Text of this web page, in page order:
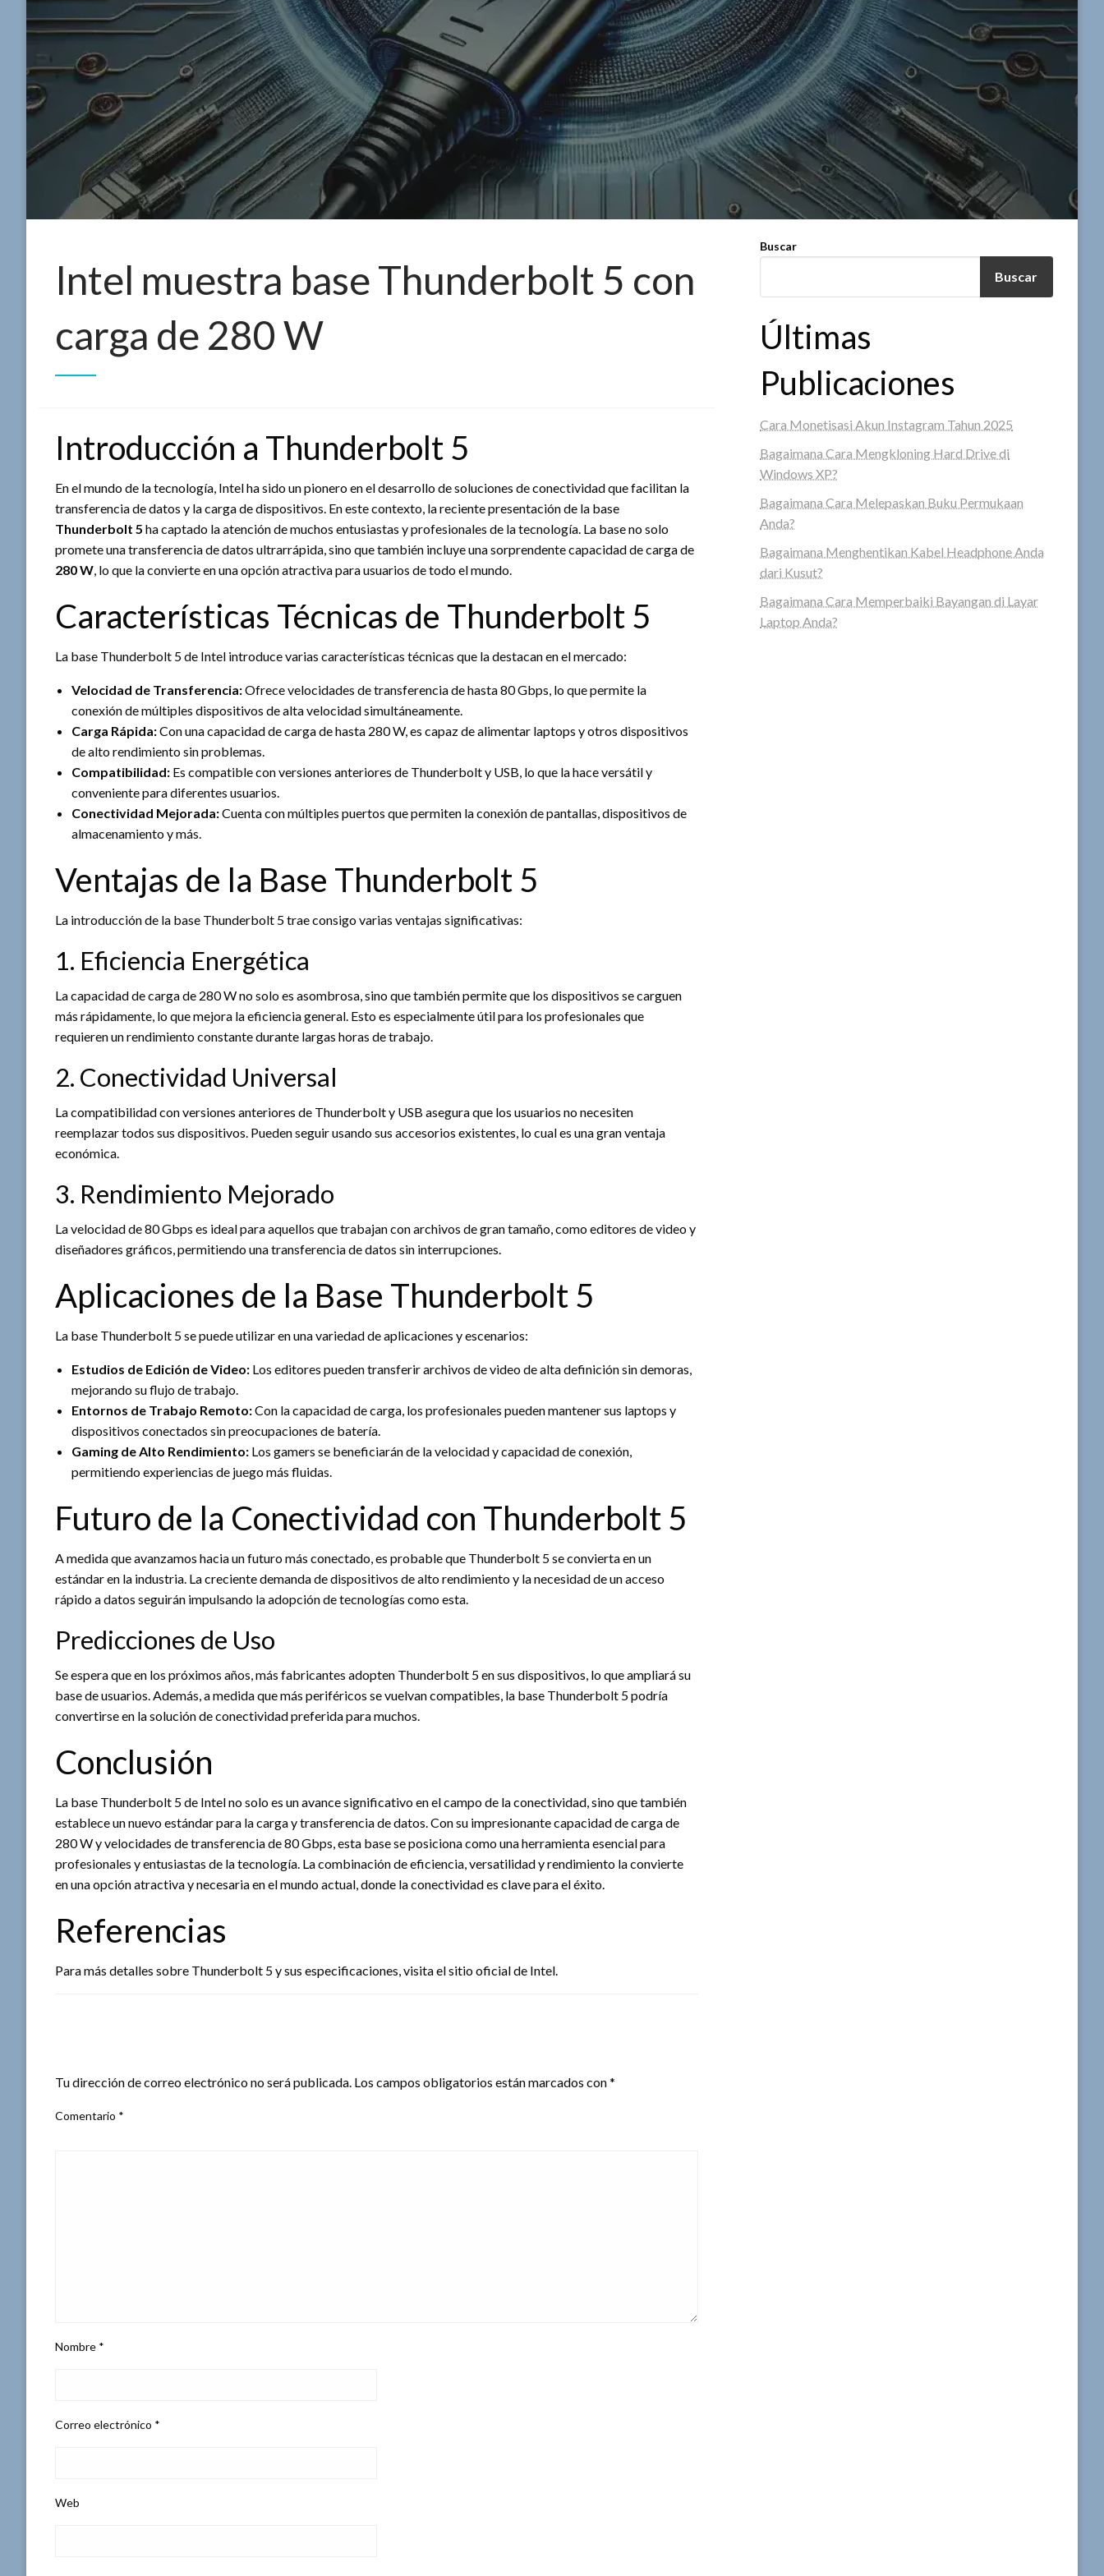
Intel muestra base Thunderbolt 5 con
carga de 280 W
Introducción a Thunderbolt 5
En el mundo de la tecnología, Intel ha sido un pionero en el desarrollo de soluciones de conectividad que facilitan la
transferencia de datos y la carga de dispositivos. En este contexto, la reciente presentación de la base
Thunderbolt 5 ha captado la atención de muchos entusiastas y profesionales de la tecnología. La base no solo
promete una transferencia de datos ultrarrápida, sino que también incluye una sorprendente capacidad de carga de
280 W, lo que la convierte en una opción atractiva para usuarios de todo el mundo.
Características Técnicas de Thunderbolt 5
La base Thunderbolt 5 de Intel introduce varias características técnicas que la destacan en el mercado:
Velocidad de Transferencia:Ofrece velocidades de transferencia de hasta 80 Gbps, lo que permite la
conexión de múltiples dispositivos de alta velocidad simultáneamente.
Carga Rápida:Con una capacidad de carga de hasta 280 W, es capaz de alimentar laptops y otros dispositivos
de alto rendimiento sin problemas.
Compatibilidad: Es compatible con versiones anteriores de Thunderbolt y USB, lo que la hace versátil y
conveniente para diferentes usuarios.
Conectividad Mejorada:Cuenta con múltiples puertos que permiten la conexión de pantallas, dispositivos de
almacenamiento y más.
Ventajas de la Base Thunderbolt 5
La introducción de la base Thunderbolt 5 trae consigo varias ventajas significativas:
1. Eficiencia Energética
La capacidad de carga de 280 W no solo es asombrosa, sino que también permite que los dispositivos se carguen
más rápidamente, lo que mejora la eficiencia general. Esto es especialmente útil para los profesionales que
requieren un rendimiento constante durante largas horas de trabajo.
2. Conectividad Universal
La compatibilidad con versiones anteriores de Thunderbolt y USB asegura que los usuarios no necesiten
reemplazar todos sus dispositivos. Pueden seguir usando sus accesorios existentes, lo cual es una gran ventaja
económica.
3. Rendimiento Mejorado
La velocidad de 80 Gbps es ideal para aquellos que trabajan con archivos de gran tamaño, como editores de video y
diseñadores gráficos, permitiendo una transferencia de datos sin interrupciones.
Aplicaciones de la Base Thunderbolt 5
La base Thunderbolt 5 se puede utilizar en una variedad de aplicaciones y escenarios:
Estudios de Edición de Video: Los editores pueden transferir archivos de video de alta definición sin demoras,
mejorando su flujo de trabajo.
Entornos de Trabajo Remoto:Con la capacidad de carga, los profesionales pueden mantener sus laptops y
dispositivos conectados sin preocupaciones de batería.
Gaming de Alto Rendimiento: Los gamers se beneficiarán de la velocidad y capacidad de conexión,
permitiendo experiencias de juego más fluidas.
Futuro de la Conectividad con Thunderbolt 5
A medida que avanzamos hacia un futuro más conectado, es probable que Thunderbolt 5 se convierta en un
estándar en la industria. La creciente demanda de dispositivos de alto rendimiento y la necesidad de un acceso
rápido a datos seguirán impulsando la adopción de tecnologías como esta.
Predicciones de Uso
Se espera que en los próximos años, más fabricantes adopten Thunderbolt 5 en sus dispositivos, lo que ampliará su
base de usuarios. Además, a medida que más periféricos se vuelvan compatibles, la base Thunderbolt 5 podría
convertirse en la solución de conectividad preferida para muchos.
Conclusión
La base Thunderbolt 5 de Intel no solo es un avance significativo en el campo de la conectividad, sino que también
establece un nuevo estándar para la carga y transferencia de datos. Con su impresionante capacidad de carga de
280 W y velocidades de transferencia de 80 Gbps, esta base se posiciona como una herramienta esencial para
profesionales y entusiastas de la tecnología. La combinación de eficiencia, versatilidad y rendimiento la convierte
en una opción atractiva y necesaria en el mundo actual, donde la conectividad es clave para el éxito.
Referencias
Para más detalles sobre Thunderbolt 5 y sus especificaciones, visita el sitio oficial de Intel.
Tu dirección de correo electrónico no será publicada. Los campos obligatorios están marcados con*
Comentario *
Nombre *
Correo electrónico *
Web
Buscar
Buscar
Últimas
Publicaciones
Cara Monetisasi Akun Instagram Tahun 2025
Bagaimana Cara Mengkloning Hard Drive di
Windows XP?
Bagaimana Cara Melepaskan Buku Permukaan
Anda?
Bagaimana Menghentikan Kabel Headphone Anda
dari Kusut?
Bagaimana Cara Memperbaiki Bayangan di Layar
Laptop Anda?